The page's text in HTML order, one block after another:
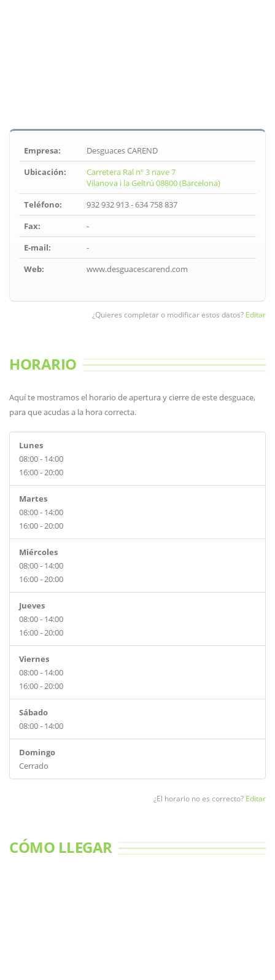
Empresa:
Desguaces CAREND
Ubicación:
Carretera Ral nº 3 nave 7
Vilanova i la Geltrú 08800 (Barcelona)
Teléfono:
932 932 913 - 634 758 837
Fax:
-
E-mail:
-
Web:
www.desguacescarend.com
¿Quieres completar o modificar estos datos? Editar
HORARIO
Aquí te mostramos el horario de apertura y cierre de este desguace,
para que acudas a la hora correcta.
Lunes
08:00 - 14:00
16:00 - 20:00
Martes
08:00 - 14:00
16:00 - 20:00
Miércoles
08:00 - 14:00
16:00 - 20:00
Jueves
08:00 - 14:00
16:00 - 20:00
Viernes
08:00 - 14:00
16:00 - 20:00
Sábado
08:00 - 14:00
Domingo
Cerrado
¿El horario no es correcto? Editar
CÓMO LLEGAR